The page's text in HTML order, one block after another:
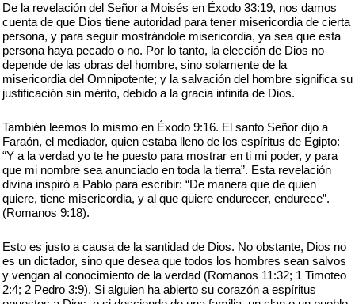
De la revelación del Señor a Moisés en Éxodo 33:19, nos damos
cuenta de que Dios tiene autoridad para tener misericordia de cierta
persona, y para seguir mostrándole misericordia, ya sea que esta
persona haya pecado o no. Por lo tanto, la elección de Dios no
depende de las obras del hombre, sino solamente de la
misericordia del Omnipotente; y la salvación del hombre significa su
justificación sin mérito, debido a la gracia infinita de Dios.
También leemos lo mismo en Éxodo 9:16. El santo Señor dijo a
Faraón, el mediador, quien estaba lleno de los espíritus de Egipto:
“Y a la verdad yo te he puesto para mostrar en ti mi poder, y para
que mi nombre sea anunciado en toda la tierra”. Esta revelación
divina inspiró a Pablo para escribir: “De manera que de quien
quiere, tiene misericordia, y al que quiere endurecer, endurece”.
(Romanos 9:18).
Esto es justo a causa de la santidad de Dios. No obstante, Dios no
es un dictador, sino que desea que todos los hombres sean salvos
y vengan al conocimiento de la verdad (Romanos 11:32; 1 Timoteo
2:4; 2 Pedro 3:9). Si alguien ha abierto su corazón a espíritus